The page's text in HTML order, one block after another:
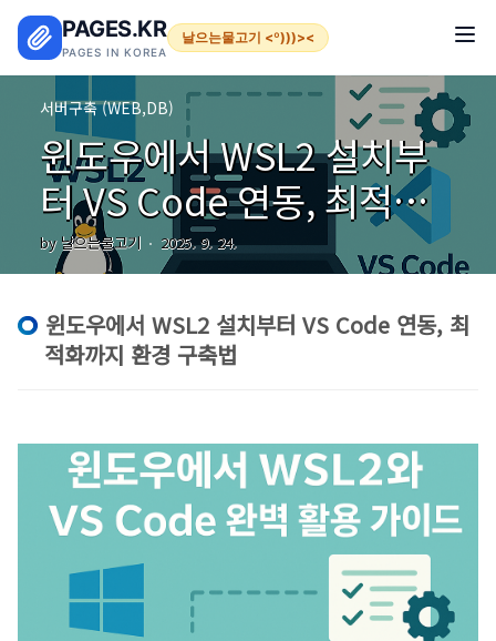
PAGES.KR
PAGES IN KOREA
날으는물고기 <º)))><
서버구축 (WEB,DB)
윈도우에서 WSL2 설치부
터 VS Code 연동, 최적화
까지 환경 구축법
by 날으는물고기 2025. 9. 24.
윈도우에서 WSL2 설치부터 VS Code 연동, 최
적화까지 환경 구축법